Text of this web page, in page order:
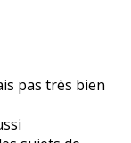
pas très bien